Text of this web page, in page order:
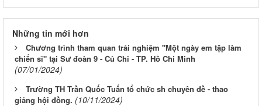
Những tin mới hơn
Chương trình tham quan trải nghiệm "Một ngày em tập làm
chiến sĩ" tại Sư đoàn 9 - Củ Chi - TP. Hồ Chi Minh
(07/01/2024)
Trường TH Trần Quốc Tuấn tổ chức sh chuyên đề - thao
giảng hội đồng. (10/11/2024)